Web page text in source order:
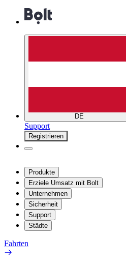
DE
Support
Registrieren
Produkte
Erziele Umsatz mit Bolt
Unternehmen
Sicherheit
Support
Städte
Fahrten